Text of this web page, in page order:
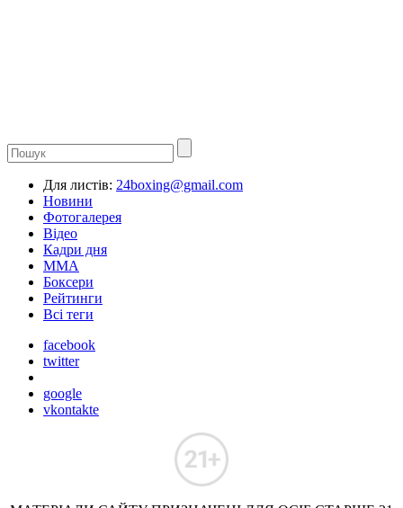
Для листів: 24boxing@gmail.com
Новини
Фотогалерея
Відео
Кадри дня
ММА
Боксери
Рейтинги
Всі теги
facebook
twitter
google
vkontakte